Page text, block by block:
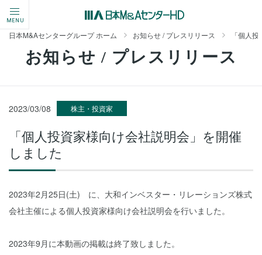
MENU
日本M&Aセンターグループ ホーム お知らせ / プレスリリース 「個人
お知らせ / プレスリリース
2023/03/08 株主・投資家
「個人投資家様向け会社説明会」を開催
しました
2023年2月25日(土) に、大和インベスター・リレーションズ株式
会社主催による個人投資家様向け会社説明会を行いました。
2023年9月に本動画の掲載は終了致しました。